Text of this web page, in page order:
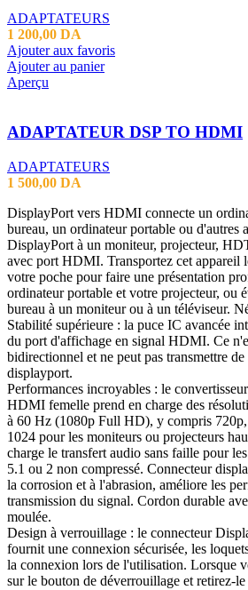
ADAPTATEURS
1 200,00 DA
Ajouter aux favoris
Ajouter au panier
Aperçu
ADAPTATEUR DSP TO HDMI
ADAPTATEURS
1 500,00 DA
DisplayPort vers HDMI connecte un
bureau, un ordinateur portable ou d'autres
DisplayPort à un moniteur, projecteur,
avec port HDMI. Transportez cet appareil
votre poche pour faire une présentation
ordinateur portable et votre projecteur, ou
bureau à un moniteur ou à un téléviseur.
Stabilité supérieure : la puce IC avancée
du port d'affichage en signal HDMI. Ce
bidirectionnel et ne peut pas transmettre
displayport.
Performances incroyables : le
HDMI femelle prend en charge des
à 60 Hz (1080p Full HD), y compris
1024 pour les moniteurs ou projecteurs
charge le transfert audio sans faille pour
5.1 ou 2 non compressé. Connecteur
la corrosion et à l'abrasion, améliore les
transmission du signal. Cordon durable
moulée.
Design à verrouillage : le connecteur
fournit une connexion sécurisée, les
la connexion lors de l'utilisation. Lorsque
sur le bouton de déverrouillage et retirez-